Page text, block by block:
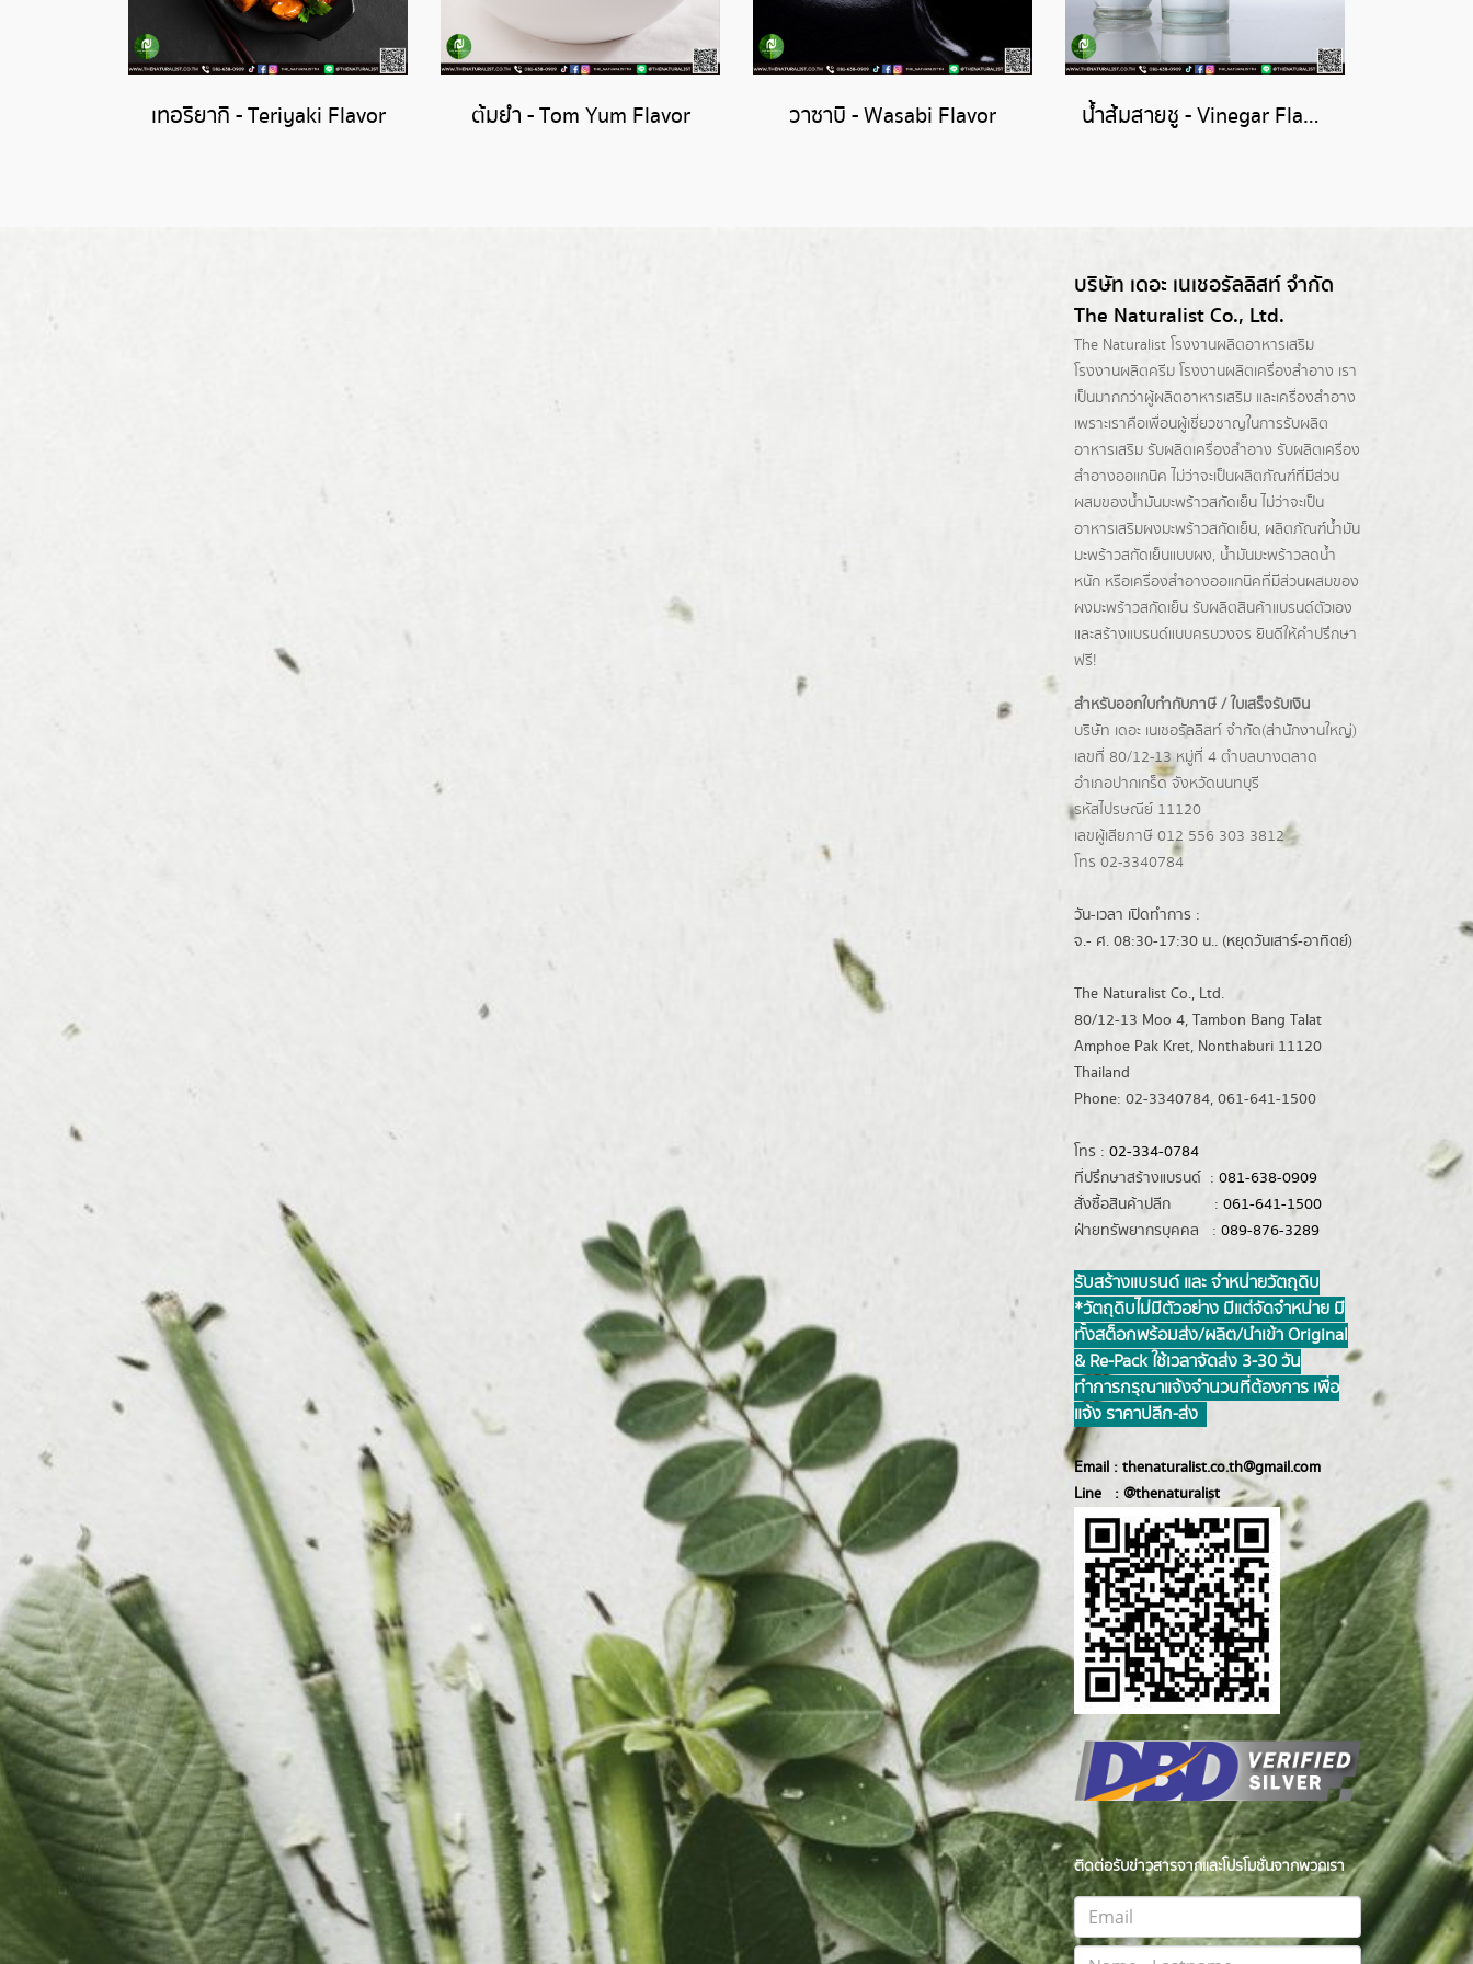
เทอริยากิ - Teriyaki Flavor ต้มยำ - Tom Yum Flavor วาซาบิ - Wasabi Flavor น้ำส้มสายชู - Vinegar Flavor
บริษัท เดอะ เนเชอรัลลิสท์ จำกัด
The Naturalist Co., Ltd.
The Naturalist โรงงานผลิตอาหารเสริม
โรงงานผลิตครีมโรงงานผลิตเครื่องสำอาง เรา
เป็นมากกว่าผู้ผลิตอาหารเสริมและเครื่องสำอาง
เพราะเราคือเพื่อนผู้เชี่ยวชาญในการรับผลิต
อาหารเสริม รับผลิตเครื่องสำอาง รับผลิตเครื่อง
สำอางออแกนิค ไม่ว่าจะเป็นผลิตภัณฑ์ที่มีส่วน
ผสมของน้ำมันมะพร้าวสกัดเย็น ไม่ว่าจะเป็น
อาหารเสริมผงมะพร้าวสกัดเย็น, ผลิตภัณฑ์น้ำมัน
มะพร้าวสกัดเย็นแบบผง, น้ำมันมะพร้าวลดน้ำ
หนักหรือเครื่องสำอางออแกนิคที่มีส่วนผสมของ
ผงมะพร้าวสกัดเย็น รับผลิตสินค้าแบรนด์ตัวเอง
และสร้างแบรนด์แบบครบวงจร ยินดีให้คำปรึกษา
ฟรี!
สำหรับออกใบกำกับภาษี / ใบเสร็จรับเงิน
บริษัท เดอะ เนเชอรัลลิสท์ จำกัด(ส่านักงานใหญ่)
เลขที่ 80/12-13 หมู่ที่ 4 ตำบลบางตลาด
อำเภอปากเกร็ดจังหวัดนนทบุรี
รหัสไปรษณีย์ 11120
เลขผู้เสียภาษี 012 556 303 3812
โทร 02-3340784
วัน-เวลา เปิดทำการ :
จ.- ศ. 08:30-17:30 น.. (หยุดวันเสาร์-อาทิตย์)
The Naturalist Co., Ltd.
80/12-13 Moo 4, Tambon Bang Talat
Amphoe Pak Kret, Nonthaburi 11120
Thailand
Phone: 02-3340784, 061-641-1500
โทร : 02-334-0784
ที่ปรึกษาสร้างแบรนด์ : 081-638-0909
สั่งซื้อสินค้าปลีก : 061-641-1500
ฝ่ายทรัพยากรบุคคล : 089-876-3289
รับสร้างแบรนด์ และ จำหน่ายวัตถุดิบ
*วัตถุดิบไม่มีตัวอย่าง มีแต่จัดจำหน่าย มี
ทั้งสต็อกพร้อมส่ง/ผลิต/นำเข้า Original
& Re-Pack ใช้เวลาจัดส่ง 3-30 วัน
ทำการ กรุณาแจ้งจำนวนที่ต้องการ เพื่อ
แจ้ง ราคาปลีก-ส่ง
Email : thenaturalist.co.th@gmail.com
Line : @thenaturalist
ติดต่อรับข่าวสารจากและโปรโมชั่นจากพวกเรา